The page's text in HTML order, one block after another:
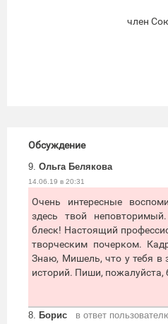
член
Обсуждение
9. Ольга Белякова
14.06.19 в 20:31
Очень интересные
здесь твой
блеск! Настоящий
творческим почерком.
Знаю, Мишель, что у тебя в
историй. Пиши, пожалуйста,
8. Борис в ответ